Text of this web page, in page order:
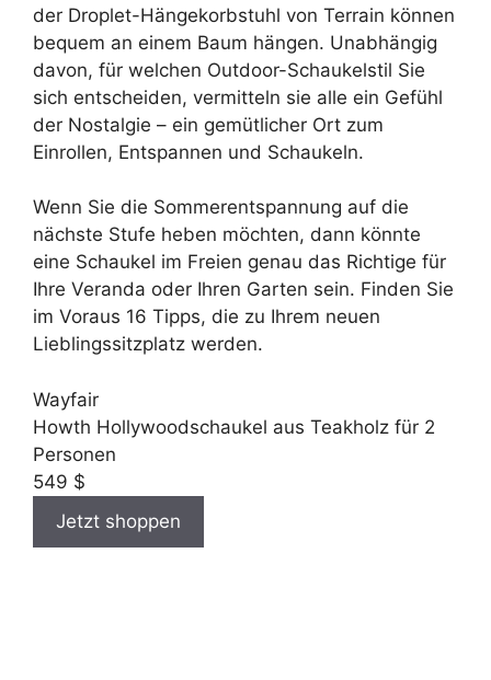
der Droplet-Hängekorbstuhl von Terrain können
bequem an einem Baum hängen. Unabhängig
davon, für welchen Outdoor-Schaukelstil Sie
sich entscheiden, vermitteln sie alle ein Gefühl
der Nostalgie – ein gemütlicher Ort zum
Einrollen, Entspannen und Schaukeln.
Wenn Sie die Sommerentspannung auf die
nächste Stufe heben möchten, dann könnte
eine Schaukel im Freien genau das Richtige für
Ihre Veranda oder Ihren Garten sein. Finden Sie
im Voraus 16 Tipps, die zu Ihrem neuen
Lieblingssitzplatz werden.
Wayfair
Howth Hollywoodschaukel aus Teakholz für 2
Personen
549 $
Jetzt shoppen